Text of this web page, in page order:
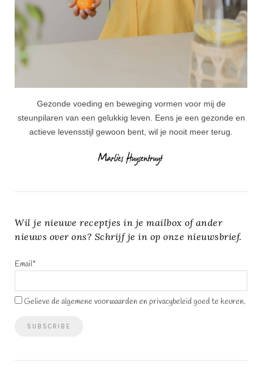
Gezonde voeding en beweging vormen voor mij de
steunpilaren van een gelukkig leven. Eens je een gezonde en
actieve levensstijl gewoon bent, wil je nooit meer terug.
Wil je nieuwe receptjes in je mailbox of ander
nieuws over ons? Schrijf je in op onze nieuwsbrief.
Email*
Gelieve de algemene voorwaarden en privacybeleid goed te keuren.